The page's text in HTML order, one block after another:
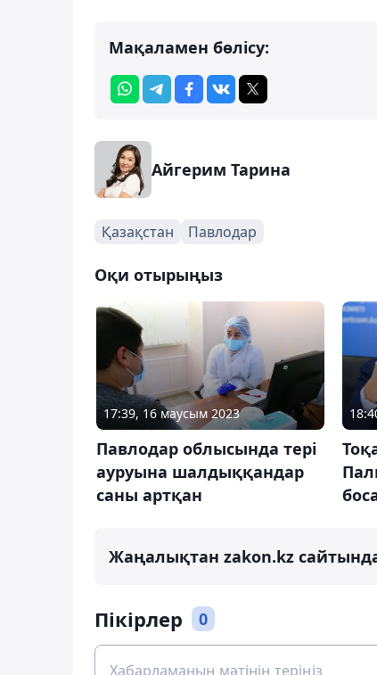
Мақаламен бөлісу:
Айгерим Тарина
Қазақстан Павлодар
Оқи отырыңыз
17:39, 16 маусым 2023
Павлодар облысында тері
ауруына шалдыққандар
саны артқан
Жаңалықтан zakon.kz
Пікірлер 0